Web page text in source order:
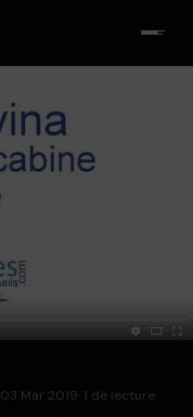
03 Mar 2019 · 1 de lecture